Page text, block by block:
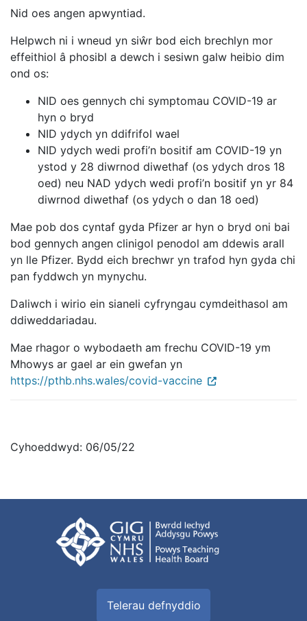
Nid oes angen apwyntiad.
Helpwch ni i wneud yn siŵr bod eich brechlyn mor
effeithiol â phosibl a dewch i sesiwn galw heibio dim
ond os:
NID oes gennych chi symptomau COVID-19 ar
hyn o bryd
NID ydych yn ddifrifol wael
NID ydych wedi profi’n bositif am COVID-19 yn
ystod y 28 diwrnod diwethaf (os ydych dros 18
oed) neu NAD ydych wedi profi’n bositif yn yr 84
diwrnod diwethaf (os ydych o dan 18 oed)
Mae pob dos cyntaf gyda Pfizer ar hyn o bryd oni bai
bod gennych angen clinigol penodol am ddewis arall
yn lle Pfizer. Bydd eich brechwr yn trafod hyn gyda chi
pan fyddwch yn mynychu.
Daliwch i wirio ein sianeli cyfryngau cymdeithasol am
ddiweddariadau.
Mae rhagor o wybodaeth am frechu COVID-19 ym
Mhowys ar gael ar ein gwefan yn
https://pthb.nhs.wales/covid-vaccine
Cyhoeddwyd: 06/05/22
Telerau defnyddio